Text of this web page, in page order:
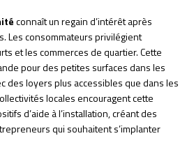
connaît un regain d’intérêt après
Les consommateurs privilégient
et les commerces de quartier. Cette
pour des petites surfaces dans les
des loyers plus accessibles que dans les
locales encouragent cette
d’aide à l’installation, créant des
qui souhaitent s’implanter